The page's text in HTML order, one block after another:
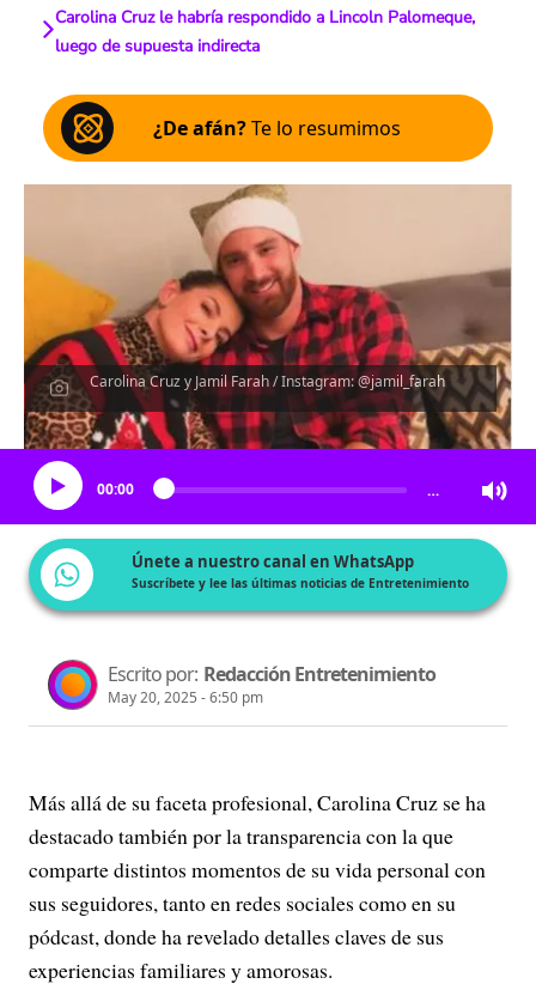
Carolina Cruz le habría respondido a Lincoln Palomeque,
luego de supuesta indirecta
¿De afán?Te lo resumimos
Carolina Cruz y Jamil Farah / Instagram: @jamil_farah
Escucha el artículo
00:00 …
Únete a nuestro canal en WhatsApp
Suscríbete y lee las últimas noticias de Entretenimiento
Escrito por: Redacción Entretenimiento
May 20, 2025 - 6:50 pm
Más allá de su faceta profesional, Carolina Cruz se ha
destacado también por la transparencia con la que
comparte distintos momentos de su vida personal con
sus seguidores, tanto en redes sociales como en su
pódcast, donde ha revelado detalles claves de sus
experiencias familiares y amorosas.